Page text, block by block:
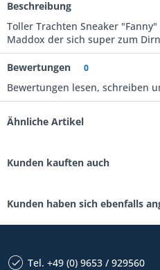
Beschreibung
Toller Trachten Sneaker
Maddox der sich super zum
Bewertungen 0
Bewertungen lesen, schreiben
Ähnliche Artikel
Kunden kauften auch
Kunden haben sich ebenfalls
Tel. +49 (0) 9653 / 929560